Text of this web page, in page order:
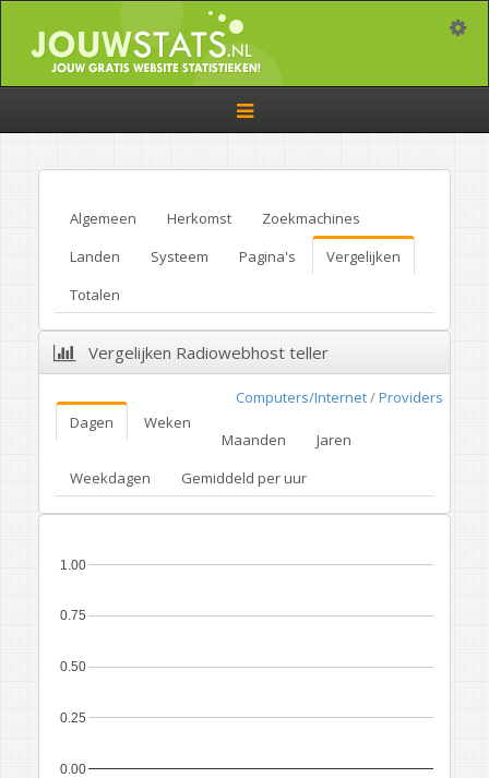
Toggle
navigation
Algemeen Herkomst
Zoekmachines
Landen
Systeem Pagina's
Vergelijken
Totalen
Vergelijken Radiowebhost teller
Computers/Internet/Providers
Dagen
Weken
Maanden
Jaren
Weekdagen
Gemiddeld per uur
0.00
0.25
0.50
0.75
1.00